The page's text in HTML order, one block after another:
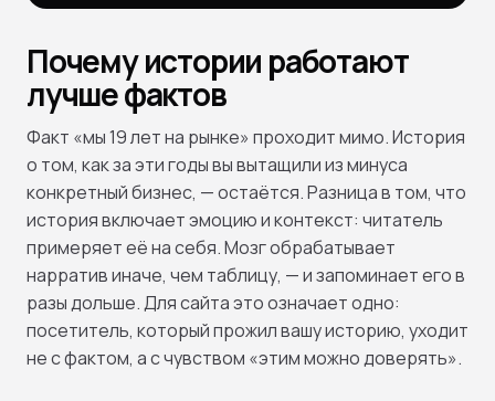
Почему истории работают
лучше фактов
Факт «мы 19 лет на рынке» проходит мимо. История
о том, как за эти годы вы вытащили из минуса
конкретный бизнес, — остаётся. Разница в том, что
история включает эмоцию и контекст: читатель
примеряет её на себя. Мозг обрабатывает
нарратив иначе, чем таблицу, — и запоминает его в
разы дольше. Для сайта это означает одно:
посетитель, который прожил вашу историю, уходит
не с фактом, а с чувством «этим можно доверять».